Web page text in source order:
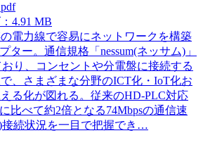
4.91 MB
電力線で容易にネットワークを構築
ター。通信規格「nessum(ネッサム)」
り、コンセントや分電盤に接続する
、さまざまな分野のICT化・IoT化お
る化が図れる。従来のHD-PLC対応
比べて約2倍となる74Mbpsの通信速
続状況を一目で把握でき…